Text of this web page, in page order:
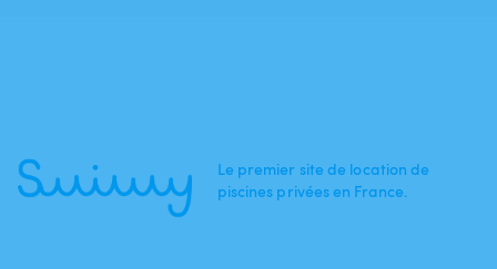
Le premier site de location de
piscines privées en France.